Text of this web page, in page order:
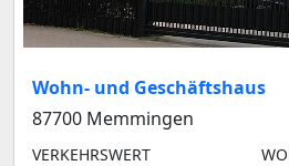
Wohn- und Geschäftshaus
87700 Memmingen
VERKEHRSWERT